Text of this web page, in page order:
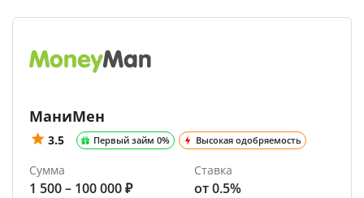
МаниМен
3.5 Первый займ 0% Высокая одобряемость
Сумма
1 500 – 100 000 ₽
Ставка
от 0.5%